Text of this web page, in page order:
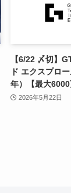
【6/22 〆切】
ド エクスプロ
年）【最大6000
2026年5月22日